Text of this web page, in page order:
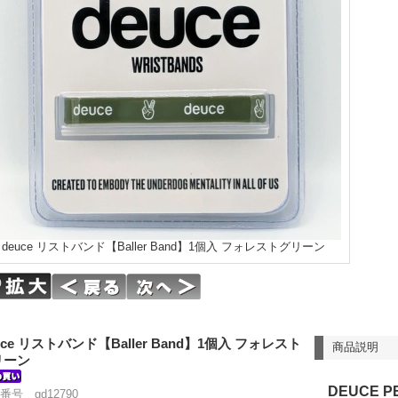
deuce リストバンド【Baller Band】1個入 フォレストグリーン
商品説明
DEUCE
リストバンド【Baller Band】1個入 フォレスト
ーン
号 gd12790